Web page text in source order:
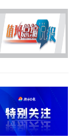
业招聘人
策”精准对
极与高校
集团有限
研深度合